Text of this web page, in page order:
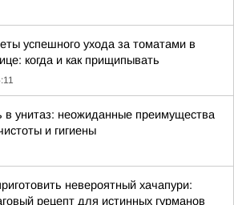
успешного ухода за томатами в
когда и как прищипывать
в унитаз: неожиданные преимущества
и гигиены
невероятный хачапури:
рецепт для истинных гурманов